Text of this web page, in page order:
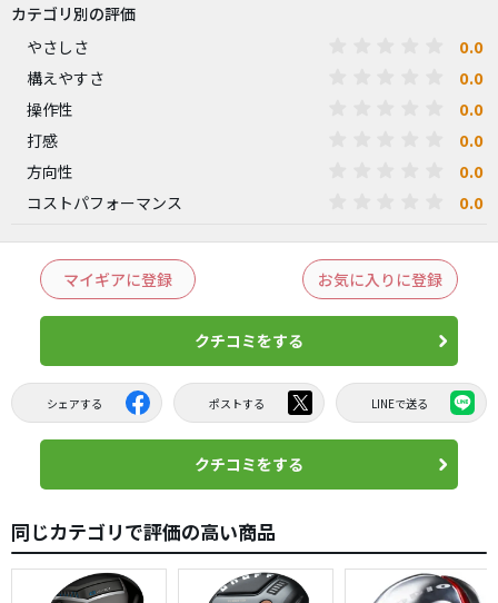
カテゴリ別の評価
やさしさ
0.0
構えやすさ 0.0
操作性 0.0
打感 0.0
方向性 0.0
コストパフォーマンス 0.0
マイギアに登録 お気に入りに登録
クチコミをする
シェアする ポストする LINEで送る
クチコミをする
同じカテゴリで評価の高い商品